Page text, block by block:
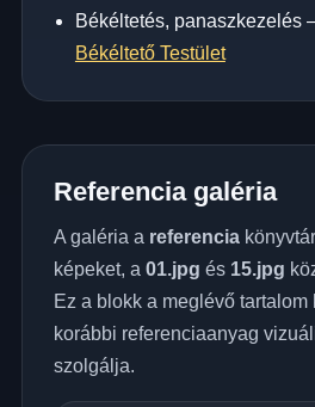
Békéltetés, panaszkezelés
Békéltető Testület
Referencia galéria
A galéria a referencia
képeket, a 01.jpg és 15.jpg
Ez a blokk a meglévő tartalom
korábbi referenciaanyag
szolgálja.